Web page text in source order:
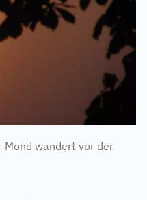
wandert vor der